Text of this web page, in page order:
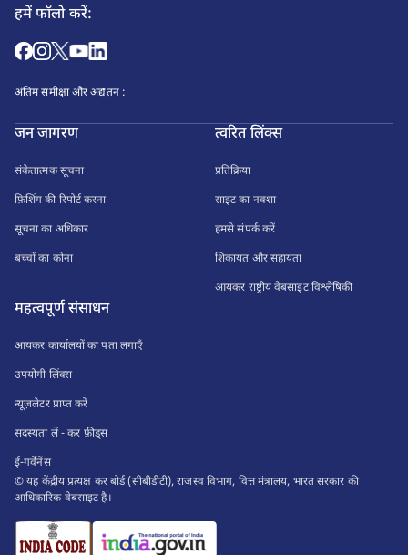
हमें फॉलो करें:
अंतिम समीक्षा और अद्यतन :
जन जागरण
संकेतात्मक सूचना
फ़िशिंग की रिपोर्ट करना
सूचना का अधिकार
बच्चों का कोना
त्वरित लिंक्स
प्रतिक्रिया
साइट का नक्शा
हमसे संपर्क करें
शिकायत और सहायता
आयकर राष्ट्रीय वेबसाइट विश्लेषिकी
महत्वपूर्ण संसाधन
आयकर कार्यालयों का पता लगाएँ
उपयोगी लिंक्स
न्यूज़लेटर प्राप्त करें
सदस्यता लें - कर फ़ीड्स
ई-गर्वेनेंस
© यह केंद्रीय प्रत्यक्ष कर बोर्ड (सीबीडीटी), राजस्व विभाग, वित्त मंत्रालय, भारत सरकार की
आधिकारिक वेबसाइट है।